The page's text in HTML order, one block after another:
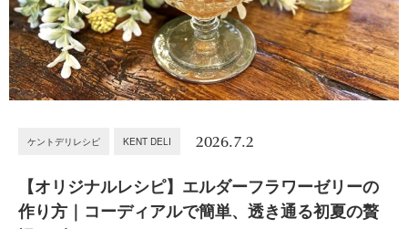
ケントデリレシピ KENT DELI 2026.7.2
【オリジナルレシピ】エルダーフラワーゼリーの
作り方｜コーディアルで簡単、透き通る初夏の贅